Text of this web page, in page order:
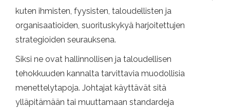
kuten ihmisten, fyysisten, taloudellisten ja
organisaatioiden, suorituskykyä harjoitettujen
strategioiden seurauksena.
Siksi ne ovat hallinnollisen ja taloudellisen
tehokkuuden kannalta tarvittavia muodollisia
menettelytapoja. Johtajat käyttävät sitä
ylläpitämään tai muuttamaan standardeja